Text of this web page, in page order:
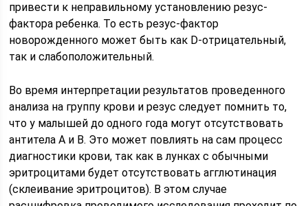
привести к неправильному установлению резус-
фактора ребенка. То есть резус-фактор
новорожденного может быть как D-отрицательный,
так и слабоположительный.
Во время интерпретации результатов проведенного
анализа на группу крови и резус следует помнить то,
что у малышей до одного года могут отсутствовать
антитела А и В. Это может повлиять на сам процесс
диагностики крови, так как в лунках с обычными
эритроцитами будет отсутствовать агглютинация
(склеивание эритроцитов). В этом случае